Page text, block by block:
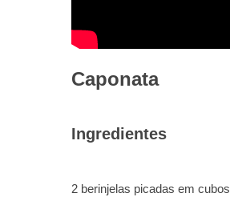
Caponata
Ingredientes
2 berinjelas picadas em cubos